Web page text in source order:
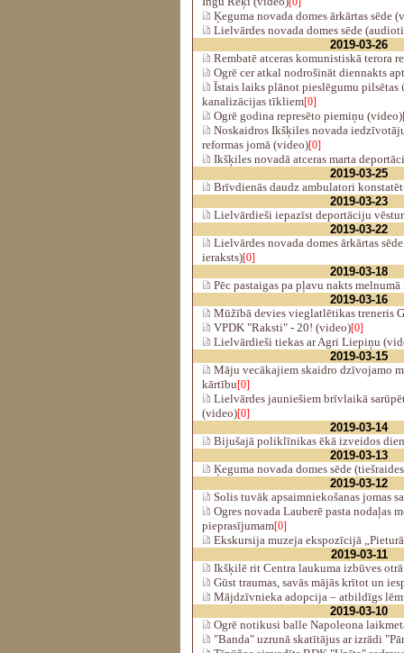
Ķeguma novada domes ārkārtas sēde
Lielvārdes novada domes sēde
2019-03-26
Rembatē atceras komunistiskā terora
Ogrē cer atkal nodrošināt diennakts
Īstais laiks plānot pieslēgumu pilsētas
kanalizācijas tīkliem[0]
Ogrē godina represēto piemiņu (video)
Noskaidros Ikšķiles novada
reformas jomā (video)[0]
Ikšķiles novadā atceras marta
2019-03-25
Brīvdienās daudz ambulatori
2019-03-23
Lielvārdieši iepazīst deportāciju
2019-03-22
Lielvārdes novada domes ārkārtas
ieraksts)[0]
2019-03-18
Pēc pastaigas pa pļavu nakts
2019-03-16
Mūžībā devies vieglatlētikas treneris
VPDK "Raksti" - 20! (video)[0]
Lielvārdieši tiekas ar Agri Liepiņu
2019-03-15
Māju vecākajiem skaidro dzīvojamo
kārtību[0]
Lielvārdes jauniešiem brīvlaikā
(video)[0]
2019-03-14
Bijušajā poliklīnikas ēkā izveidos
2019-03-13
Ķeguma novada domes sēde
2019-03-12
Solis tuvāk apsaimniekošanas jomas
Ogres novada Lauberē pasta nodaļas
pieprasījumam[0]
Ekskursija muzeja ekspozīcijā
2019-03-11
Ikšķilē rit Centra laukuma izbūves
Gūst traumas, savās mājās krītot un
Mājdzīvnieka adopcija – atbildīgs
2019-03-10
Ogrē notikusi balle Napoleona
"Banda" uzrunā skatītājus ar izrādi